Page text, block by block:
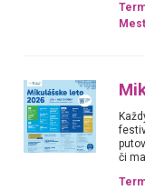
či